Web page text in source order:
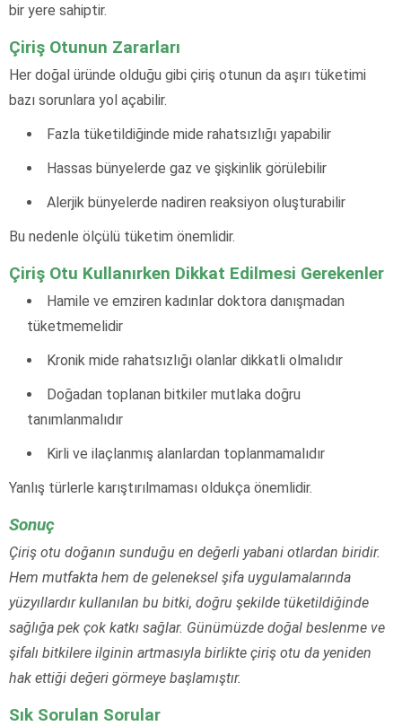
bir yere sahiptir.
Çiriş Otunun Zararları
Her doğal üründe olduğu gibi çiriş otunun da aşırı tüketimi
bazı sorunlara yol açabilir.
Fazla tüketildiğinde mide rahatsızlığı yapabilir
Hassas bünyelerde gaz ve şişkinlik görülebilir
Alerjik bünyelerde nadiren reaksiyon oluşturabilir
Bu nedenle ölçülü tüketim önemlidir.
Çiriş Otu Kullanırken Dikkat Edilmesi Gerekenler
Hamile ve emziren kadınlar doktora danışmadan
tüketmemelidir
Kronik mide rahatsızlığı olanlar dikkatli olmalıdır
Doğadan toplanan bitkiler mutlaka doğru
tanımlanmalıdır
Kirli ve ilaçlanmış alanlardan toplanmamalıdır
Yanlış türlerle karıştırılmaması oldukça önemlidir.
Sonuç
Çiriş otu doğanın sunduğu en değerli yabani otlardan biridir.
Hem mutfakta hem de geleneksel şifa uygulamalarında
yüzyıllardır kullanılan bu bitki, doğru şekilde tüketildiğinde
sağlığa pek çok katkı sağlar. Günümüzde doğal beslenme ve
şifalı bitkilere ilginin artmasıyla birlikte çiriş otu da yeniden
hak ettiği değeri görmeye başlamıştır.
Sık Sorulan Sorular